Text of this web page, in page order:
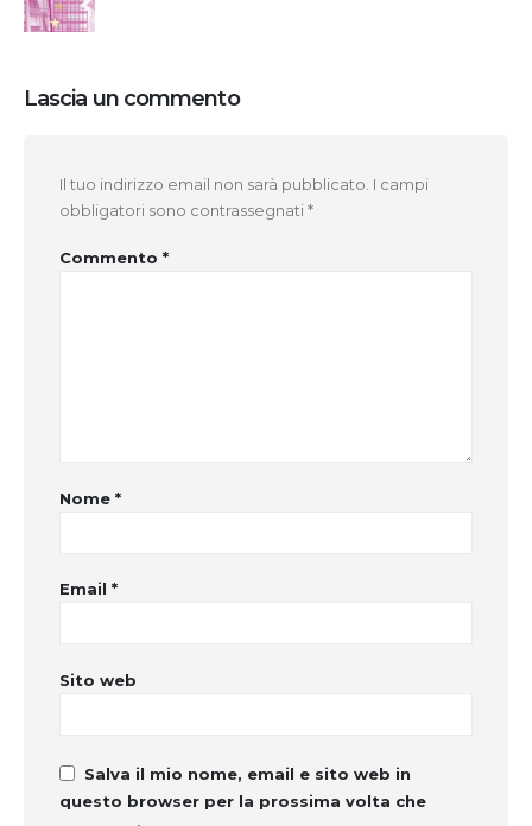
Lascia un commento
Il tuo indirizzo email non sarà pubblicato. I campi
obbligatori sono contrassegnati*
Commento *
Nome *
Email *
Sito web
Salva il mio nome, email e sito web in
questo browser per la prossima volta che